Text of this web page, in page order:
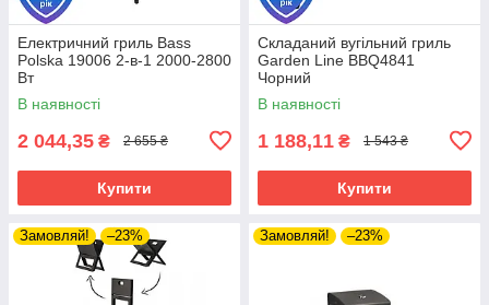
Електричний гриль Bass
Polska 19006 2-в-1 2000-2800
Вт
В наявності
2 044,35 ₴ 2 655 ₴
Купити
Складаний вугільний гриль
Garden Line BBQ4841
Чорний
В наявності
1 188,11 ₴ 1 543 ₴
Купити
Замовляй! –23% Замовляй! –23%